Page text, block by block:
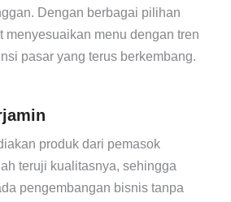
Dengan berbagai pilihan
menyesuaikan menu dengan tren
pasar yang terus berkembang.
produk dari pemasok
teruji kualitasnya, sehingga
pengembangan bisnis tanpa